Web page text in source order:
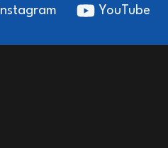
Instagram YouTube